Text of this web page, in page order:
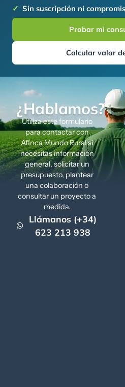
Sin suscripción ni
Probar mi
Calcular valor
¿Hablamos?
Utiliza este formulario
para contactar con
Afinca Mundo Rural si
necesitas información
general, solicitar un
presupuesto, plantear
una colaboración o
consultar un proyecto a
medida.
Llámanos (+34)
623 213 938